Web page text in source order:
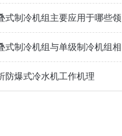
防爆式冷水机工作机理